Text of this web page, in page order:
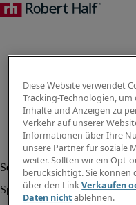
Diese Website verwendet
Tracking-Technologien,
Inhalte und Anzeigen zu
Verkehr auf unserer
Informationen über Ihre
unsere Partner für soziale
weiter. Sollten wir ein Opt-
berücksichtigt. Sie
über den LinkVerkaufen
Daten nichtablehnen.